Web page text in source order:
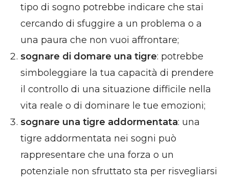
tipo di sogno potrebbe indicare che stai
cercando di sfuggire a un problema o a
una paura che non vuoi affrontare;
sognare di domare una tigre: potrebbe
simboleggiare la tua capacità di prendere
il controllo di una situazione difficile nella
vita reale o di dominare le tue emozioni;
sognare una tigre addormentata: una
tigre addormentata nei sogni può
rappresentare che una forza o un
potenziale non sfruttato sta per risvegliarsi